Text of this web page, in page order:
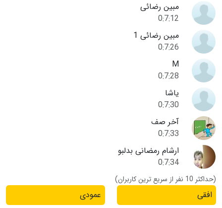
مبین رضائی
0:7:12
مبین رضائی 1
0:7:26
M
0:7:28
یاشا
0:7:30
آخر صف
0:7:33
ارشام رمضانی بدلبو
0:7:34
(حداکثر 10 نفر از سریع ترین کاربران)
افقی
عمودی